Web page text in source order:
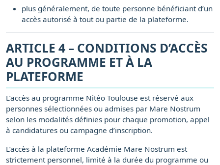
plus généralement, de toute personne bénéficiant d’un
accès autorisé à tout ou partie de la plateforme.
ARTICLE 4 – CONDITIONS D’ACCÈS
AU PROGRAMME ET À LA
PLATEFORME
L’accès au programme Nitéo Toulouse est réservé aux
personnes sélectionnées ou admises par Mare Nostrum
selon les modalités définies pour chaque promotion, appel
à candidatures ou campagne d’inscription.
L’accès à la plateforme Académie Mare Nostrum est
strictement personnel, limité à la durée du programme ou